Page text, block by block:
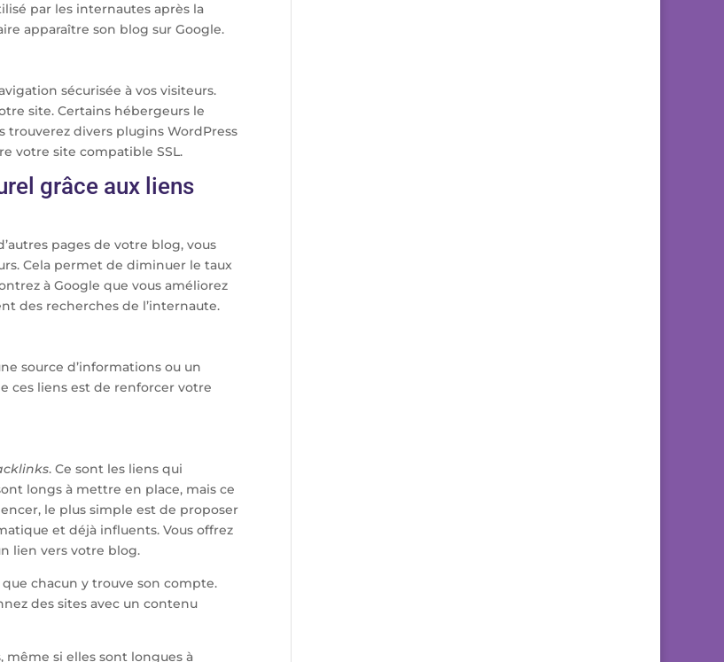
par les internautes après la
apparaître son blog sur Google.
sécurisée à vos visiteurs.
site. Certains hébergeurs le
trouverez divers plugins WordPress
votre site compatible SSL.
grâce aux liens
pages de votre blog, vous
Cela permet de diminuer le taux
à Google que vous améliorez
des recherches de l’internaute.
source d’informations ou un
ces liens est de renforcer votre
. Ce sont les liens qui
longs à mettre en place, mais ce
le plus simple est de proposer
et déjà influents. Vous offrez
lien vers votre blog.
chacun y trouve son compte.
des sites avec un contenu
même si elles sont longues à